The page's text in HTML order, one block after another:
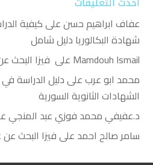
عفاف ابراهيم حسنعلىكيفية
شهادة البكالوريا دليل شامل
Mamdouh Ismail على فيزا البحث
محمد ابو عربعلىدليل الدراسة في
الشهادات الثانوية السورية
د.عفيفي محمد فوزي عبد المنجي
سامر صالح احمد علىفيزا البحث